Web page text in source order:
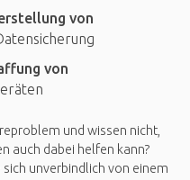
von
von
und wissen nicht,
auch dabei helfen kann?
sich unverbindlich von einem